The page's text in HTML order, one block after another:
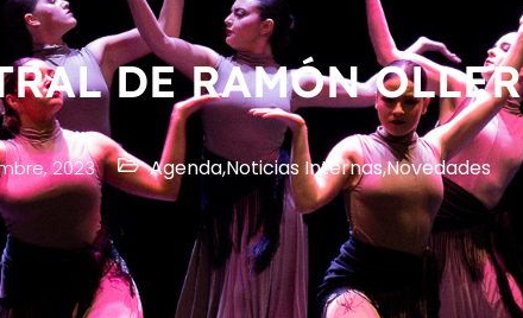
DE RAMÓN OLLER
2023 Agenda,Noticias Internas,Novedades